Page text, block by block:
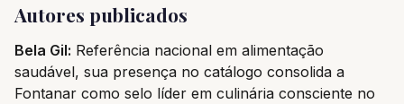
Autores publicados
Bela Gil: Referência nacional em alimentação
saudável, sua presença no catálogo consolida a
Fontanar como selo líder em culinária consciente no